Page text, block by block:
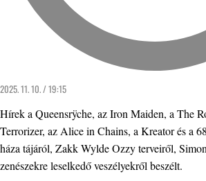
2025. 11. 10. / 19:15
Hírek a Queensrÿche, az Iron Maiden, a The
Terrorizer, az Alice in Chains, a Kreator és a
háza tájáról, Zakk Wylde Ozzy terveiről,
zenészekre leselkedő veszélyekről beszélt.